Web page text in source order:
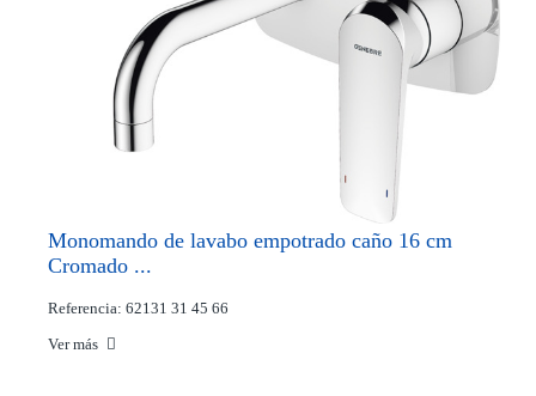
Monomando de lavabo empotrado caño 16 cm
Cromado ...
Referencia: 62131 31 45 66
Ver más